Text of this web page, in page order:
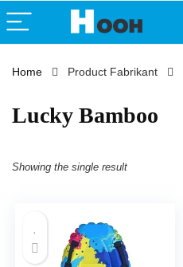
Home Product Fabrikant
‎Lucky Bamboo
Showing the single result